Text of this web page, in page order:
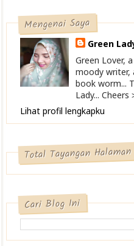
Mengenai Saya
Green
Green Lover,
moody writer,
book worm...
Lady... Cheers
Lihat profil lengkapku
Total Tayangan Halaman
Cari Blog Ini